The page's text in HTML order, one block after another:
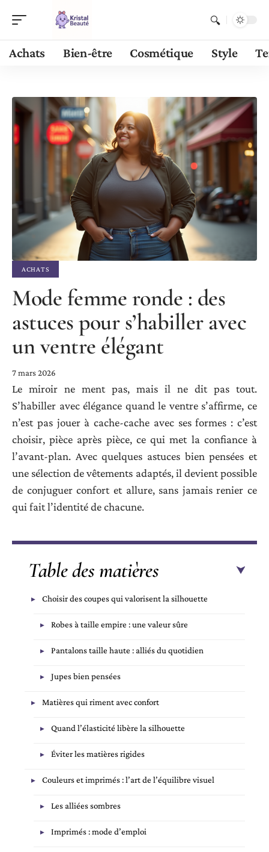
Achats Bien-être Cosmétique Style
ACHATS
Mode femme ronde : des
astuces pour s’habiller avec
un ventre élégant
7 mars 2026
Le miroir ne ment pas, mais il ne dit pas tout.
S’habiller avec élégance quand le ventre s’affirme, ce
n’est pas jouer à cache-cache avec ses formes : c’est
choisir, pièce après pièce, ce qui met la confiance à
l’avant-plan. Avec quelques astuces bien pensées et
une sélection de vêtements adaptés, il devient possible
de conjuguer confort et allure, sans jamais renier ce
qui fait l’identité de chacune.
Table des matières
Choisir des coupes qui valorisent la silhouette
Robes à taille empire : une valeur sûre
Pantalons taille haute : alliés du quotidien
Jupes bien pensées
Matières qui riment avec confort
Quand l’élasticité libère la silhouette
Éviter les matières rigides
Couleurs et imprimés : l’art de l’équilibre visuel
Les alliées sombres
Imprimés : mode d’emploi